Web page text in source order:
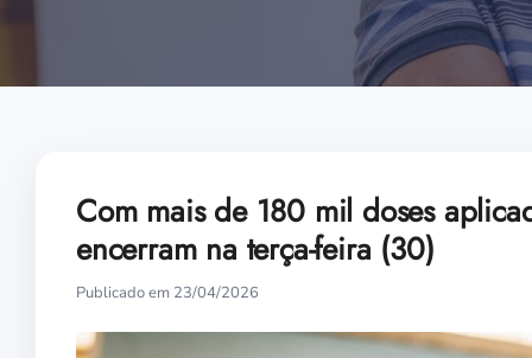
Com mais de 180 mil doses
encerram na terça-feira (30)
Publicado em 23/04/2026